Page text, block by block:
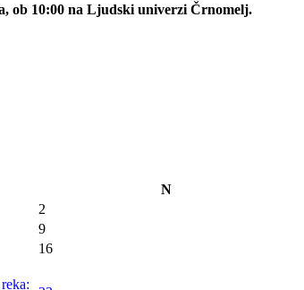
ob 10:00 na Ljudski univerzi Črnomelj.
N
2
9
16